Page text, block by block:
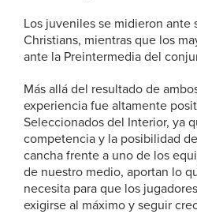
Los juveniles se midieron ante
Christians, mientras que los
ante la Preintermedia del
Más allá del resultado de
experiencia fue altamente
Seleccionados del Interior, ya
competencia y la posibilidad
cancha frente a uno de los
de nuestro medio, aportan lo
necesita para que los
exigirse al máximo y seguir